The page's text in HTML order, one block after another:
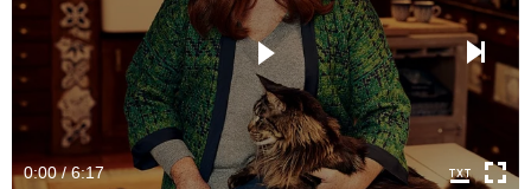
0:00 / 6:17